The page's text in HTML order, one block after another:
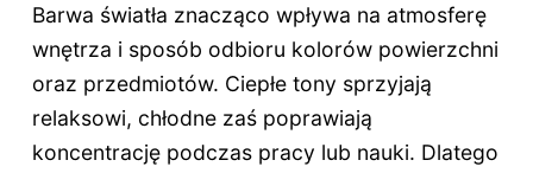
Barwa światła znacząco wpływa na atmosferę
wnętrza i sposób odbioru kolorów powierzchni
oraz przedmiotów. Ciepłe tony sprzyjają
relaksowi, chłodne zaś poprawiają
koncentrację podczas pracy lub nauki. Dlatego